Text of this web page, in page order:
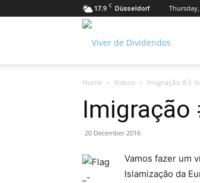
17.9 C Düsseldorf
de
Home Videos Imigração #3:
Imigração
20 December 2016
Vamos fazer um
Islamização da